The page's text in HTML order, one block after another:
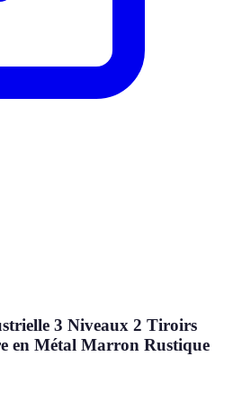
3 Niveaux 2 Tiroirs
en Métal Marron Rustique